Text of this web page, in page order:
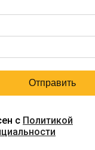
с Политикой